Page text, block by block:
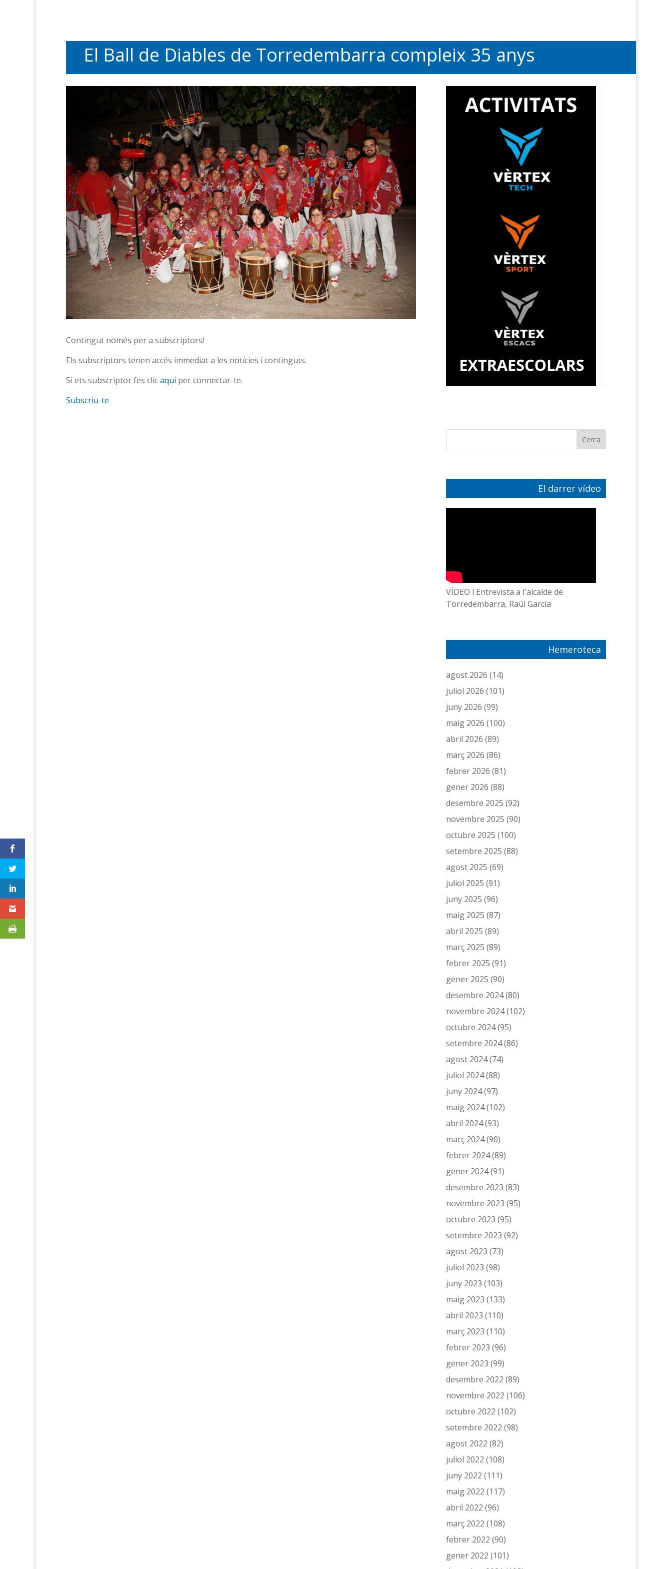
El Ball de Diables de Torredembarra compleix 35 anys
Contingut només per a subscriptors!
Els subscriptors tenen accés immediat a les notícies i continguts.
Si ets subscriptor fes clicaquíper connectar-te.
Subscriu-te
El darrer vídeo
VÍDEO l Entrevista a l'alcalde de
Torredembarra, Raúl García
Hemeroteca
agost 2026 (14)
juliol 2026 (101)
juny 2026 (99)
maig 2026 (100)
abril 2026 (89)
març 2026 (86)
febrer 2026 (81)
gener 2026 (88)
desembre 2025 (92)
novembre 2025 (90)
octubre 2025 (100)
setembre 2025 (88)
agost 2025 (69)
juliol 2025 (91)
juny 2025 (96)
maig 2025 (87)
abril 2025 (89)
març 2025 (89)
febrer 2025 (91)
gener 2025 (90)
desembre 2024(80)
novembre 2024(102)
octubre 2024(95)
setembre 2024(86)
agost 2024(74)
juliol 2024(88)
juny 2024(97)
maig 2024(102)
abril 2024(93)
març 2024(90)
febrer 2024(89)
gener 2024(91)
desembre 2023 (83)
novembre 2023 (95)
octubre 2023 (95)
setembre 2023 (92)
agost 2023 (73)
juliol 2023 (98)
juny 2023 (103)
maig 2023 (133)
abril 2023 (110)
març 2023 (110)
febrer 2023 (96)
gener 2023 (99)
desembre 2022 (89)
novembre 2022 (106)
octubre 2022 (102)
setembre 2022 (98)
agost 2022 (82)
juliol 2022 (108)
juny 2022 (111)
maig 2022 (117)
abril 2022 (96)
març 2022 (108)
febrer 2022 (90)
gener 2022 (101)